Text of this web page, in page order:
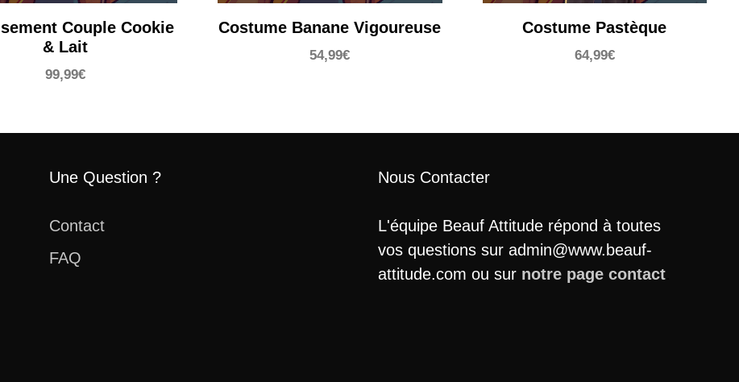
Couple Cookie
& Lait
99,99€
Costume Banane Vigoureuse
54,99€
Costume Pastèque
64,99€
Une Question ?
Contact
FAQ
Nous Contacter
L'équipe Beauf Attitude répond à toutes
vos questions sur admin@www.beauf-
attitude.com ou sur notre page contact